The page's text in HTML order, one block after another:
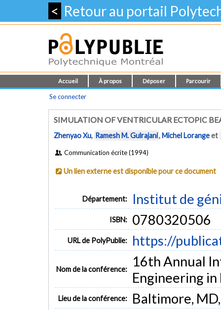
< Retour au portail
Accueil À propos Déposer Parcourir
Se connecter
SIMULATION OF VENTRICULAR ECTOPIC
Zhenyao Xu, Ramesh M. Gulrajani,Michel Lorangeet
Communication écrite (1994)
Un lien externe est disponible pour ce document
Département: Institut de
ISBN: 0780320506
URL de PolyPublie: https://
Nom de la conférence:
16th Annual
Engineering
Lieu de la conférence: Baltimore,